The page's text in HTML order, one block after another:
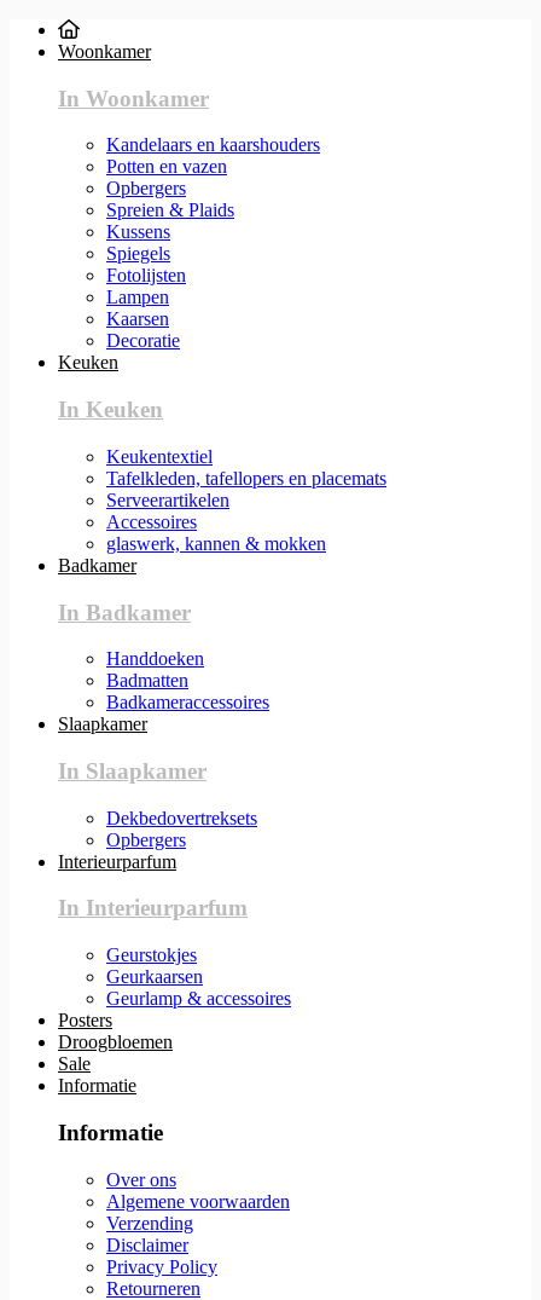
Woonkamer
In Woonkamer
Kandelaars en kaarshouders
Potten en vazen
Opbergers
Spreien & Plaids
Kussens
Spiegels
Fotolijsten
Lampen
Kaarsen
Decoratie
Keuken
In Keuken
Keukentextiel
Tafelkleden, tafellopers en placemats
Serveerartikelen
Accessoires
glaswerk, kannen & mokken
Badkamer
In Badkamer
Handdoeken
Badmatten
Badkameraccessoires
Slaapkamer
In Slaapkamer
Dekbedovertreksets
Opbergers
Interieurparfum
In Interieurparfum
Geurstokjes
Geurkaarsen
Geurlamp & accessoires
Posters
Droogbloemen
Sale
Informatie
Informatie
Over ons
Algemene voorwaarden
Verzending
Disclaimer
Privacy Policy
Retourneren